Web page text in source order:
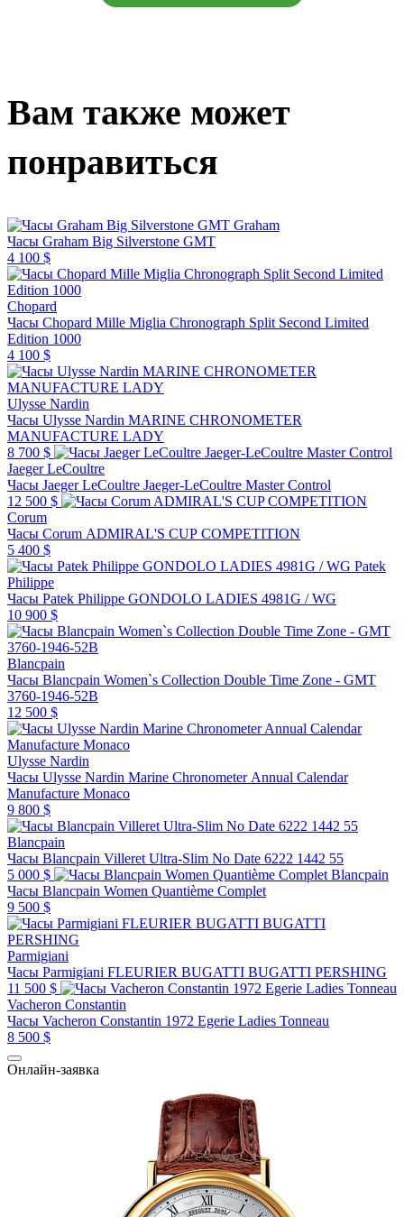
Вам также может
понравиться
Graham
Часы Graham Big Silverstone GMT
4 100 $
Chopard
Часы Chopard Mille Miglia Chronograph Split Second Limited
Edition 1000
4 100 $
Ulysse Nardin
Часы Ulysse Nardin MARINE CHRONOMETER
MANUFACTURE LADY
8 700 $
Jaeger LeCoultre
Часы Jaeger LeCoultre Jaeger-LeCoultre Master Control
12 500 $
Corum
Часы Corum ADMIRAL'S CUP COMPETITION
5 400 $
Patek
Philippe
Часы Patek Philippe GONDOLO LADIES 4981G / WG
10 900 $
Blancpain
Часы Blancpain Women`s Collection Double Time Zone - GMT
3760-1946-52B
12 500 $
Ulysse Nardin
Часы Ulysse Nardin Marine Chronometer Annual Calendar
Manufacture Monaco
9 800 $
Blancpain
Часы Blancpain Villeret Ultra-Slim No Date 6222 1442 55
5 000 $
Blancpain
Часы Blancpain Women Quantième Complet
9 500 $
Parmigiani
Часы Parmigiani FLEURIER BUGATTI BUGATTI PERSHING
11 500 $
Vacheron Constantin
Часы Vacheron Constantin 1972 Egerie Ladies Tonneau
8 500 $
Онлайн-заявка